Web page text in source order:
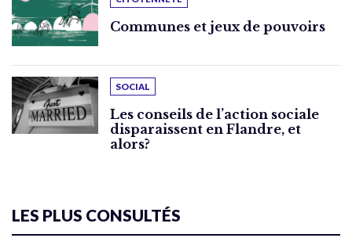
Communes et jeux de pouvoirs
SOCIAL
Les conseils de l’action sociale
disparaissent en Flandre, et
alors?
LES PLUS CONSULTÉS